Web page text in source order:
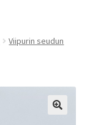
Viipurin seudun